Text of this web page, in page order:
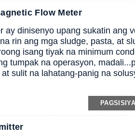
Flow Meter
dinisenyo upang sukatin ang
rin ang mga sludge, pasta, at
isang tiyak na minimum
tumpak na operasyon, madali...
at sulit na lahatang-panig na